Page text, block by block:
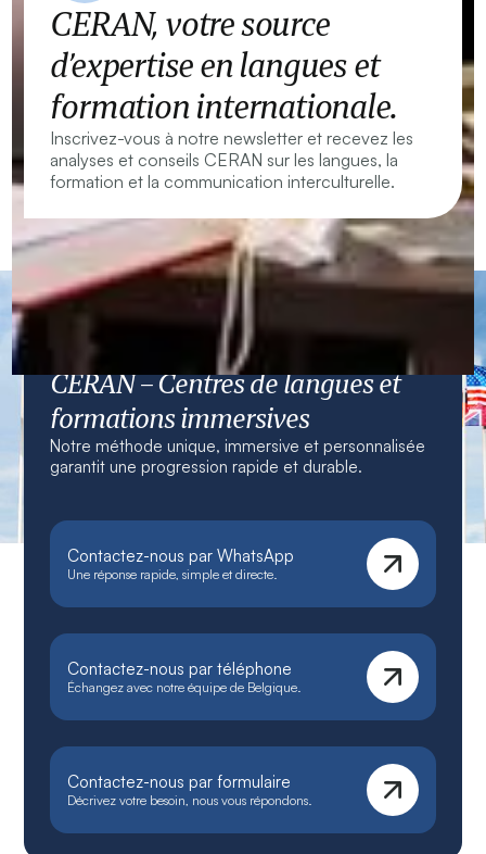
CERAN, votre source
d’expertise en langues et
formation internationale.
Inscrivez-vous à notre newsletter et recevez les
analyses et conseils CERAN sur les langues, la
formation et la communication interculturelle.
CERAN – Centres de langues et
formations immersives
Notre méthode unique, immersive et personnalisée
garantit une progression rapide et durable.
Contactez-nous par WhatsApp
Une réponse rapide, simple et directe.
Contactez-nous par téléphone
Échangez avec notre équipe de Belgique.
Contactez-nous par formulaire
Décrivez votre besoin, nous vous répondons.